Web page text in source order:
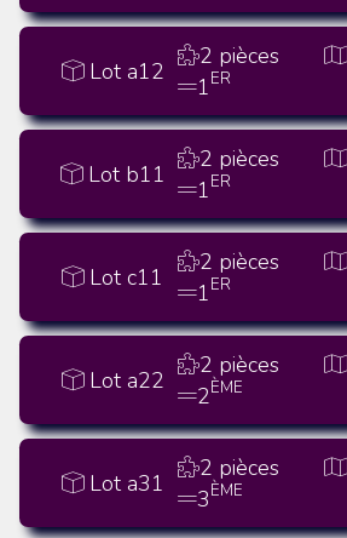
Lot a12
2 pièces
1ER
Lot b11
2 pièces
1ER
Lot c11
2 pièces
1ER
Lot a22
2 pièces
2ÈME
Lot a31
2 pièces
3ÈME